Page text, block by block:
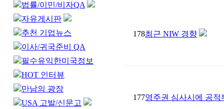
법률/이민/비자QA
자유게시판
추천 기업뉴스
이사/귀국준비 QA
필수유익한미국정보
HOT 인터뷰
만남의 광장
USA 고발/신문고
178최근 NIW 경향
177영주권 심사시에 공적